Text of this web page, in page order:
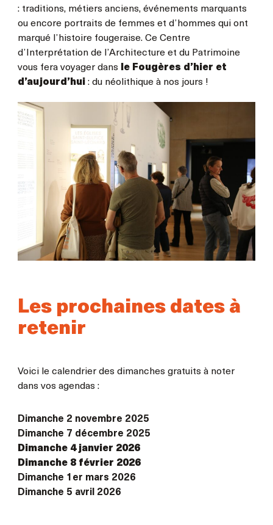
: traditions, métiers anciens, événements marquants
ou encore portraits de femmes et d’hommes qui ont
marqué l’histoire fougeraise. Ce Centre
d’Interprétation de l’Architecture et du Patrimoine
vous fera voyager dans
le Fougères d’hier et
d’aujourd’hui: du néolithique à nos jours !
Les prochaines dates à
retenir
Voici le calendrier des dimanches gratuits à noter
dans vos agendas :
Dimanche 2 novembre 2025
Dimanche 7 décembre 2025
Dimanche 4 janvier 2026
Dimanche 8 février 2026
Dimanche 1er mars 2026
Dimanche 5 avril 2026